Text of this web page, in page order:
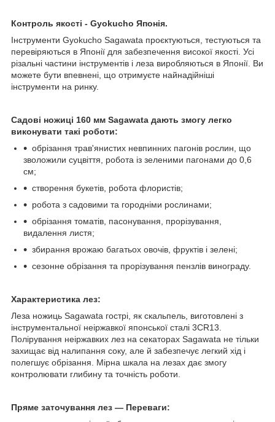
Контроль якості - Gyokucho Японія.
Інструменти Gyokucho Sagawata проєктуються, тестуються та
перевіряються в Японії для забезпечення високої якості. Усі
різальні частини інструментів і леза виробляються в Японії. Ви
можете бути впевнені, що отримуєте найнадійніші
інструменти на ринку.
Садові ножиці 160 мм Sagawata дають змогу легко
виконувати такі роботи:
обрізання трав'янистих невпинних пагонів рослин, що
зволожили суцвіття, робота із зеленими пагонами до 0,6
см;
створення букетів, робота флористів;
робота з садовими та городніми рослинами;
обрізання томатів, пасонування, прорізування,
видалення листя;
збирання врожаю багатьох овочів, фруктів і зелені;
сезонне обрізання та прорізування пензлів винограду.
Характеристика лез:
Леза ножиць Sagawata гострі, як скальпель, виготовлені з
інструментальної неіржавкої японської сталі 3CR13.
Полірування неіржавких лез на секаторах Sagawata не тільки
захищає від налипання соку, але й забезпечує легкий хід і
полегшує обрізання. Мірна шкала на лезах дає змогу
контролювати глибину та точність роботи.
Пряме заточування лез — Переваги: